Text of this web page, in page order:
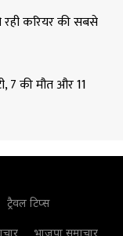
रही करियर की सबसे
7 की मौत और 11
ट्रैवल टिप्स
भाजपा समाचार